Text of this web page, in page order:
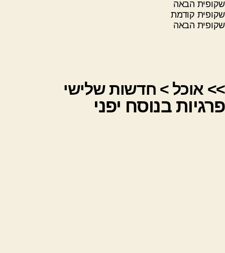
שקופית הבאה
שקופית קודמת
שקופית הבאה
>>אוכל > חדשות שלישי
פרגיות בנוסח יפני